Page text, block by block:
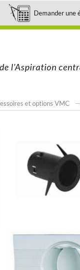
Demander une
l'Aspiration
et options VMC